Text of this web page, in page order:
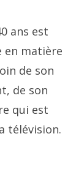
ans est
en matière
de son
de son
qui est
télévision.